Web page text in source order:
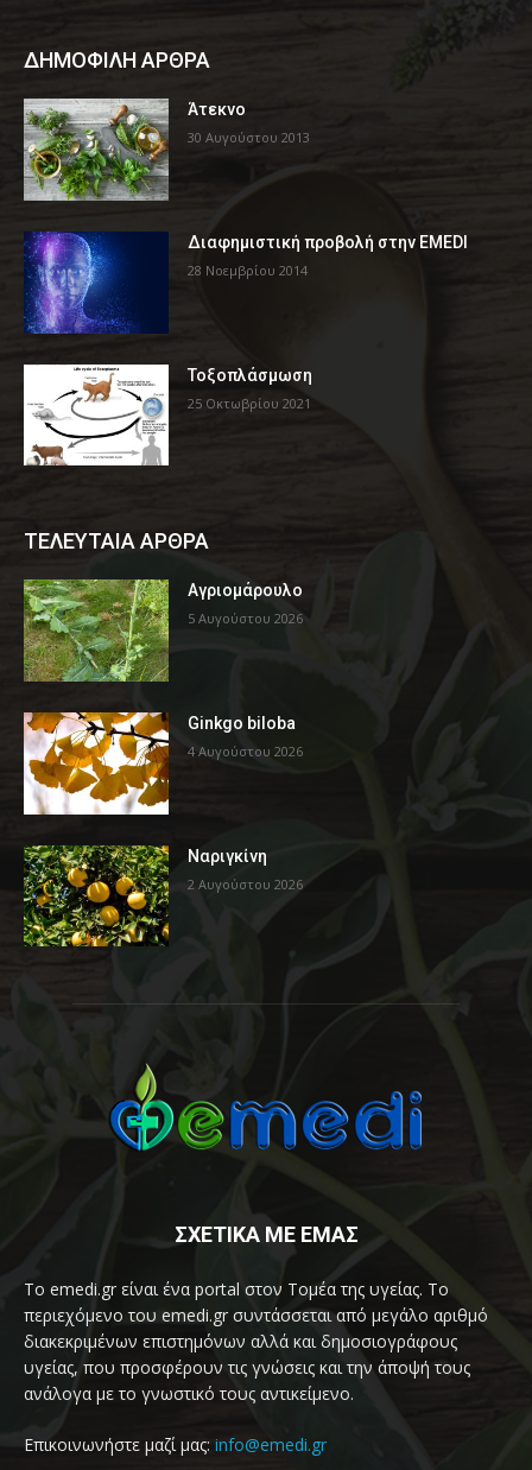
ΔΗΜΟΦΙΛΗ ΑΡΘΡΑ
Άτεκνο
30 Αυγούστου 2013
Διαφημιστική προβολή στην EMEDI
28 Νοεμβρίου 2014
Τοξοπλάσμωση
25 Οκτωβρίου 2021
ΤΕΛΕΥΤΑΙΑ ΑΡΘΡΑ
Αγριομάρουλο
5 Αυγούστου 2026
Ginkgo biloba
4 Αυγούστου 2026
Ναριγκίνη
2 Αυγούστου 2026
ΣΧΕΤΙΚΑ ΜΕ ΕΜΑΣ
Το emedi.gr είναι ένα portal στον Τομέα της υγείας. Το
περιεχόμενο του emedi.gr συντάσσεται από μεγάλο αριθμό
διακεκριμένων επιστημόνων αλλά και δημοσιογράφους
υγείας, που προσφέρουν τις γνώσεις και την άποψή τους
ανάλογα με το γνωστικό τους αντικείμενο.
Επικοινωνήστε μαζί μας: info@emedi.gr